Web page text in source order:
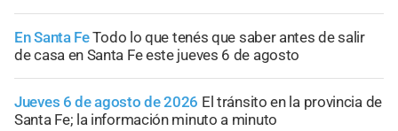
En Santa FeTodo lo que tenés que saber antes de salir
de casa en Santa Fe este jueves 6 de agosto
Jueves 6 de agosto de 2026 El tránsito en la provincia de
Santa Fe; la información minuto a minuto